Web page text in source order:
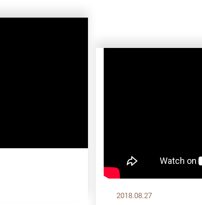
2018.08.27